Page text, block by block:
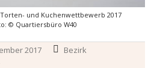
und Kuchenwettbewerb 2017
© Quartiersbüro W40
2017
Bezirk